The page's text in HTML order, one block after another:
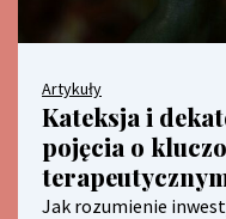
Artykuły
Kateksja i
pojęcia o
Jak rozumienie